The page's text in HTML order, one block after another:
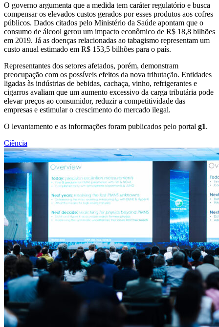
O governo argumenta que a medida tem caráter regulatório e busca
compensar os elevados custos gerados por esses produtos aos cofres
públicos. Dados citados pelo Ministério da Saúde apontam que o
consumo de álcool gerou um impacto econômico de R$ 18,8 bilhões
em 2019. Já as doenças relacionadas ao tabagismo representam um
custo anual estimado em R$ 153,5 bilhões para o país.
Representantes dos setores afetados, porém, demonstram
preocupação com os possíveis efeitos da nova tributação. Entidades
ligadas às indústrias de bebidas, cachaça, vinho, refrigerantes e
cigarros avaliam que um aumento excessivo da carga tributária pode
elevar preços ao consumidor, reduzir a competitividade das
empresas e estimular o crescimento do mercado ilegal.
O levantamento e as informações foram publicados pelo portal g1.
Ciência